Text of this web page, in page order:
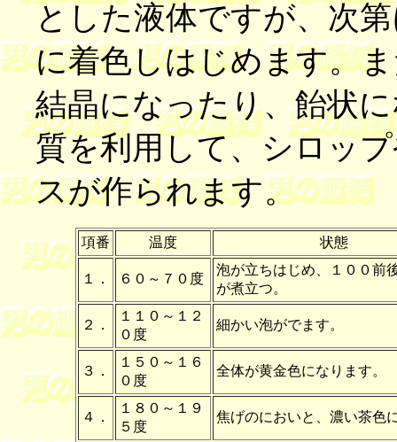
とした液体ですが、次
に着色しはじめます。
結晶になったり、飴状
質を利用して、シロッ
スが作られます。
項番 温度 状態
１． ６０～７０度
泡が立ちはじめ、１００前
が煮立つ。
２．
１１０～１２
０度
細かい泡がでます。
３．
１５０～１６
０度
全体が黄金色になります。
４．
１８０～１９
５度
焦げのにおいと、濃い茶色